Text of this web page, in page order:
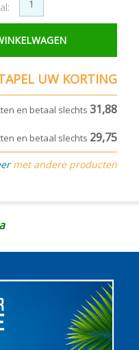
UW KORTING
en betaal slechts 31,88
en betaal slechts 29,75
met andere producten